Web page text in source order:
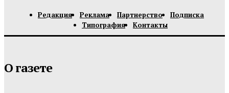
Редакция Реклама Партнерство
Подписка
Типография
Контакты
О газете